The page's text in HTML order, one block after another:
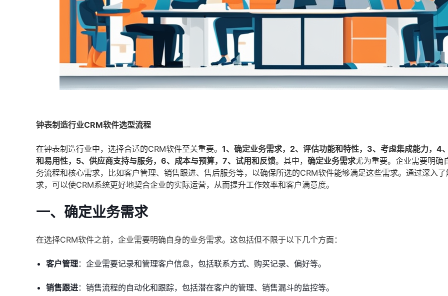
钟表制造行业CRM软件选型流程
在钟表制造行业中，选择合适的CRM软件至关重要。 1、确定业务需求，2、评估功能和特性，3、考虑集成能力，4
和易用性，5、供应商支持与服务，6、成本与预算，7、试用和反馈。其中， 确定业务需求尤为重要。企业需要明确
务流程和核心需求，比如客户管理、销售跟进、售后服务等，以确保所选的CRM软件能够满足这些需求。通过深入
求，可以使CRM系统更好地契合企业的实际运营，从而提升工作效率和客户满意度。
一、确定业务需求
在选择CRM软件之前，企业需要明确自身的业务需求。这包括但不限于以下几个方面：
客户管理：企业需要记录和管理客户信息，包括联系方式、购买记录、偏好等。
销售跟进：销售流程的自动化和跟踪，包括潜在客户的管理、销售漏斗的监控等。